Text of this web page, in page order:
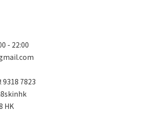
- 22:00
9318 7823
HK